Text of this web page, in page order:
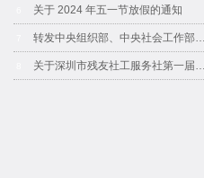
关于 2024 年五一节放假的通知
转发中央组织部、中央社会工作部有关负责人就《中共中央办公厅 国务院办公厅关于加强社区工作者队伍建设的意见》答记者问
关于深圳市残友社工服务社第一届妇委会成员通告